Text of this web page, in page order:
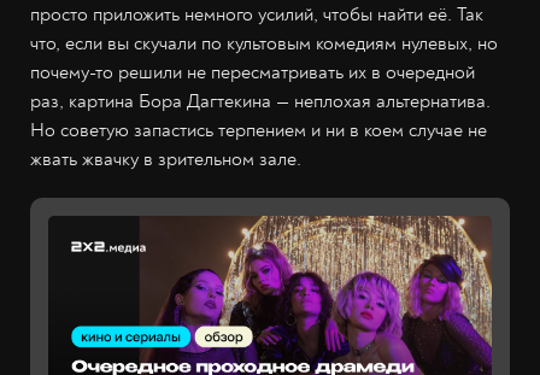
просто приложить немного усилий, чтобы найти её. Так
что, если вы скучали по культовым комедиям нулевых, но
почему-то решили не пересматривать их в очередной
раз, картина Бора Дагтекина — неплохая альтернатива.
Но советую запастись терпением и ни в коем случае не
жвать жвачку в зрительном зале.